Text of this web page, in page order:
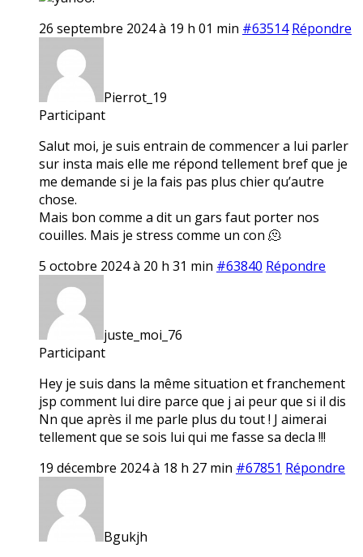
26 septembre 2024 à 19 h 01 min #63514 Répondre
Pierrot_19
Participant
Salut moi, je suis entrain de commencer a lui parler
sur insta mais elle me répond tellement bref que je
me demande si je la fais pas plus chier qu’autre
chose.
Mais bon comme a dit un gars faut porter nos
couilles. Mais je stress comme un con 🫠
5 octobre 2024 à 20 h 31 min #63840 Répondre
juste_moi_76
Participant
Hey je suis dans la même situation et franchement
jsp comment lui dire parce que j ai peur que si il dis
Nn que après il me parle plus du tout ! J aimerai
tellement que se sois lui qui me fasse sa decla !!!
19 décembre 2024 à 18 h 27 min #67851 Répondre
Bgukjh